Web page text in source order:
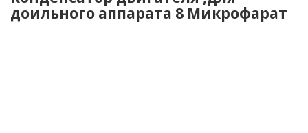
доильного аппарата 8 Микрофарат